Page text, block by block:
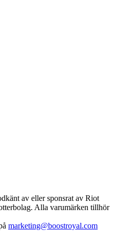
av eller sponsrat av Riot
Alla varumärken tillhör
marketing@boostroyal.com